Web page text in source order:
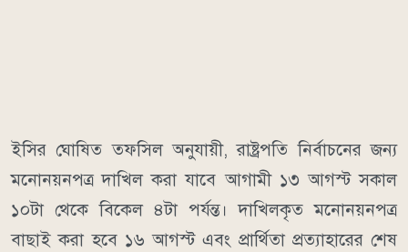
ইসির ঘোষিত তফসিল অনুযায়ী, রাষ্ট্রপতি নির্বাচনের জন্য
মনোনয়নপত্র দাখিল করা যাবে আগামী ১৩ আগস্ট সকাল
১০টা থেকে বিকেল ৪টা পর্যন্ত। দাখিলকৃত মনোনয়নপত্র
বাছাই করা হবে ১৬ আগস্ট এবং প্রার্থিতা প্রত্যাহারের শেষ